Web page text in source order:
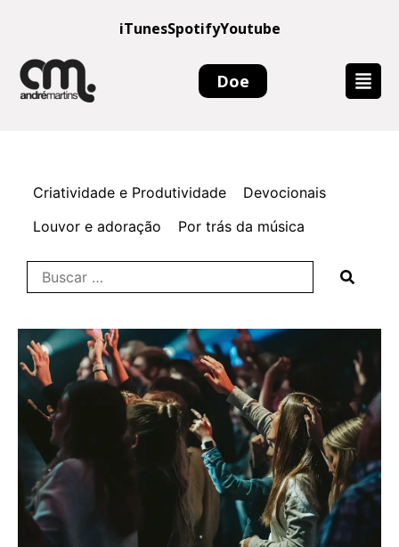
iTunesSpotifyYoutube
Doe
Criatividade e Produtividade
Devocionais
Louvor e adoração
Por trás da música